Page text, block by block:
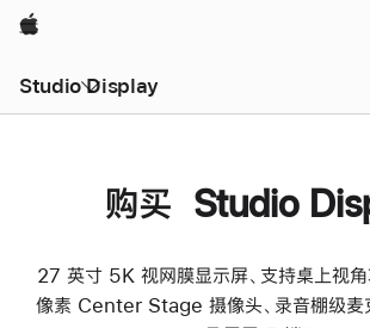
Apple
Studio Display
购买 Studio
27 英寸 5K 视网膜显示屏、支持桌上视
像素 Center Stage 摄像头、录音棚级麦